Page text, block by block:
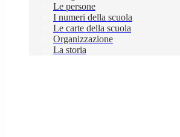
Le persone
I numeri della scuola
Le carte della scuola
Organizzazione
La storia